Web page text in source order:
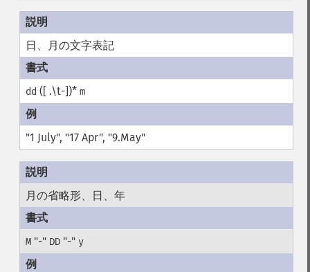
日、月の文字表記
dd ([ .\t-])* m
"1 July", "17 Apr", "9.May"
月の省略形、日、年
M"-" DD"-" y